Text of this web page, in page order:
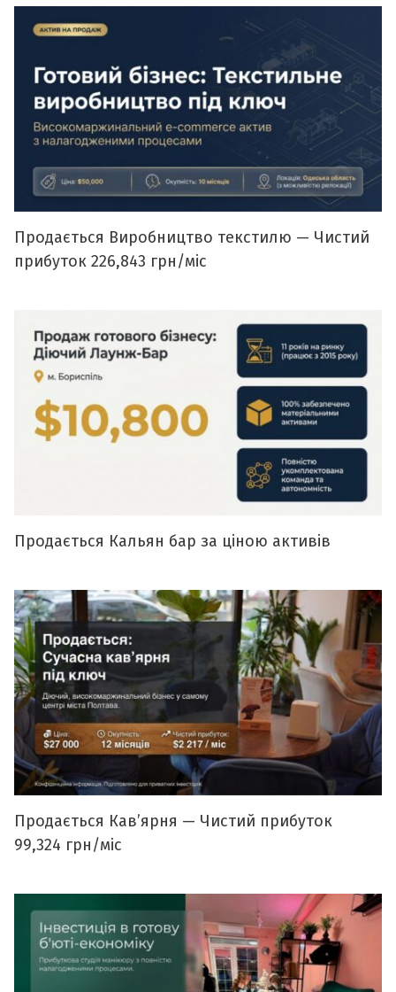
Продається Виробництво текстилю — Чистий
прибуток 226,843 грн/міс
Продається Кальян бар за ціною активів
Продається Кавʼярня — Чистий прибуток
99,324 грн/міс